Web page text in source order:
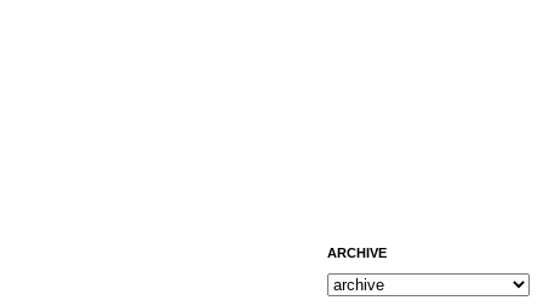
ARCHIVE